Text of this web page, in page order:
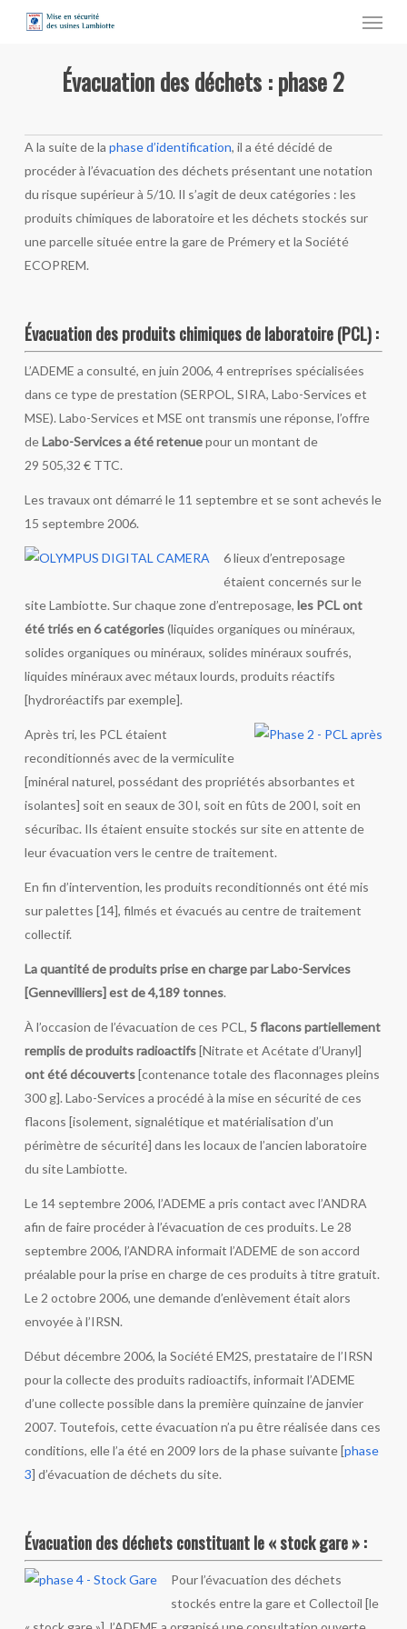
Menu
Évacuation des déchets : phase 2
A la suite de la phase d’identification, il a été décidé de
procéder à l’évacuation des déchets présentant une notation
du risque supérieur à 5/10. Il s’agit de deux catégories : les
produits chimiques de laboratoire et les déchets stockés sur
une parcelle située entre la gare de Prémery et la Société
ECOPREM.
Évacuation des produits chimiques de laboratoire (PCL) :
L’ADEME a consulté, en juin 2006, 4 entreprises spécialisées
dans ce type de prestation (SERPOL, SIRA, Labo-Services et
MSE). Labo-Services et MSE ont transmis une réponse, l’offre
deLabo-Services a été retenuepour un montant de
29 505,32 € TTC.
Les travaux ont démarré le 11 septembre et se sont achevés le
15 septembre 2006.
6 lieux d’entreposage
étaient concernés sur le
site Lambiotte. Sur chaque zone d’entreposage, les PCL ont
été triés en 6 catégories(liquides organiques ou minéraux,
solides organiques ou minéraux, solides minéraux soufrés,
liquides minéraux avec métaux lourds, produits réactifs
[hydroréactifs par exemple].
Après tri, les PCL étaient
reconditionnés avec de la vermiculite
[minéral naturel, possédant des propriétés absorbantes et
isolantes] soit en seaux de 30 l, soit en fûts de 200 l, soit en
sécuribac. Ils étaient ensuite stockés sur site en attente de
leur évacuation vers le centre de traitement.
En fin d’intervention, les produits reconditionnés ont été mis
sur palettes [14], filmés et évacués au centre de traitement
collectif.
La quantité de produits prise en charge par Labo-Services
[Gennevilliers] est de 4,189 tonnes.
À l’occasion de l’évacuation de ces PCL, 5 flacons partiellement
remplis de produits radioactifs[Nitrate et Acétate d’Uranyl]
ont été découverts[contenance totale des flaconnages pleins
300 g]. Labo-Services a procédé à la mise en sécurité de ces
flacons [isolement, signalétique et matérialisation d’un
périmètre de sécurité] dans les locaux de l’ancien laboratoire
du site Lambiotte.
Le 14 septembre 2006, l’ADEME a pris contact avec l’ANDRA
afin de faire procéder à l’évacuation de ces produits. Le 28
septembre 2006, l’ANDRA informait l’ADEME de son accord
préalable pour la prise en charge de ces produits à titre gratuit.
Le 2 octobre 2006, une demande d’enlèvement était alors
envoyée à l’IRSN.
Début décembre 2006, la Société EM2S, prestataire de l’IRSN
pour la collecte des produits radioactifs, informait l’ADEME
d’une collecte possible dans la première quinzaine de janvier
2007. Toutefois, cette évacuation n’a pu être réalisée dans ces
conditions, elle l’a été en 2009 lors de la phase suivante [phase
3] d’évacuation de déchets du site.
Évacuation des déchets constituant le « stock gare » :
Pour l’évacuation des déchets
stockés entre la gare et Collectoil [le